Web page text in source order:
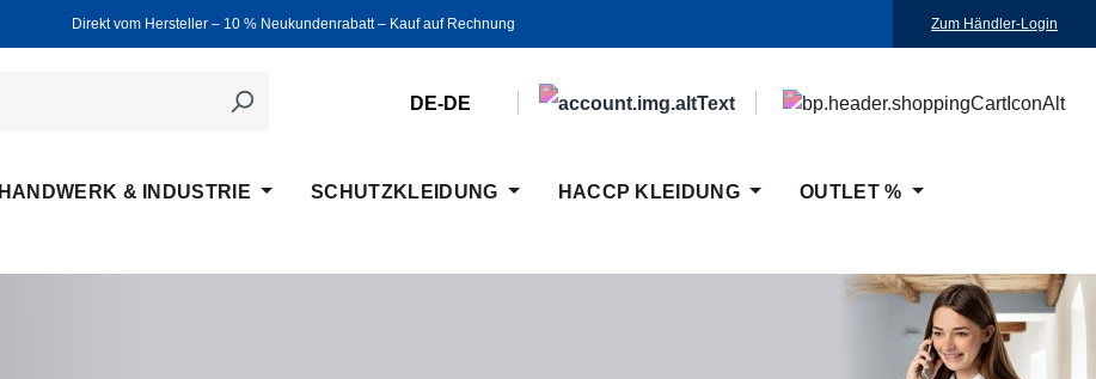
Direkt vom Hersteller ‒ 10 % Neukundenrabatt ‒ Kauf auf Rechnung Zum Händler-Login
DE-DE
HANDWERK & INDUSTRIE SCHUTZKLEIDUNG HACCP KLEIDUNG OUTLET %